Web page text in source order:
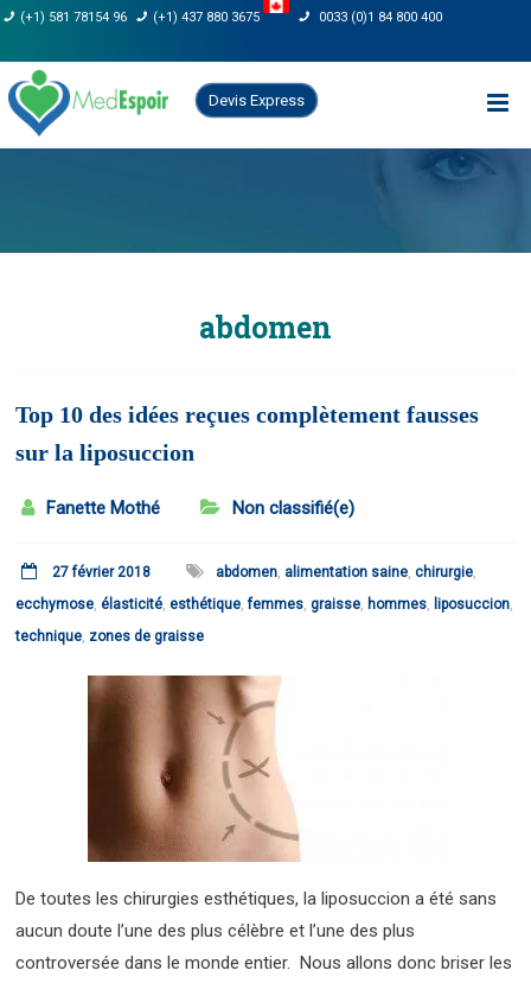
Skip
content
(+1) 581 78154 96 (+1) 437 880 3675 0033 (0)1 84 800 400
Devis Express
abdomen
Top 10 des idées reçues complètement fausses
sur la liposuccion
Fanette Mothé Non classifié(e)
27 février 2018 abdomen, alimentation saine,chirurgie,
ecchymose,élasticité,esthétique,femmes,graisse, hommes, liposuccion,
technique, zones de graisse
De toutes les chirurgies esthétiques, la liposuccion a été sans
aucun doute l’une des plus célèbre et l’une des plus
controversée dans le monde entier. Nous allons donc briser les